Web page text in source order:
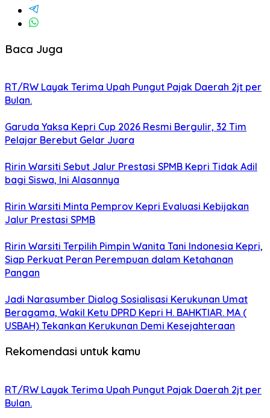
Baca Juga
RT/RW Layak Terima Upah Pungut Pajak Daerah 2jt per
Bulan.
Garuda Yaksa Kepri Cup 2026 Resmi Bergulir, 32 Tim
Pelajar Berebut Gelar Juara
Ririn Warsiti Sebut Jalur Prestasi SPMB Kepri Tidak Adil
bagi Siswa, Ini Alasannya
Ririn Warsiti Minta Pemprov Kepri Evaluasi Kebijakan
Jalur Prestasi SPMB
Ririn Warsiti Terpilih Pimpin Wanita Tani Indonesia Kepri,
Siap Perkuat Peran Perempuan dalam Ketahanan
Pangan
Jadi Narasumber Dialog Sosialisasi Kerukunan Umat
Beragama, Wakil Ketu DPRD Kepri H. BAHKTIAR. MA (
USBAH) Tekankan Kerukunan Demi Kesejahteraan
Rekomendasi untuk kamu
RT/RW Layak Terima Upah Pungut Pajak Daerah 2jt per
Bulan.